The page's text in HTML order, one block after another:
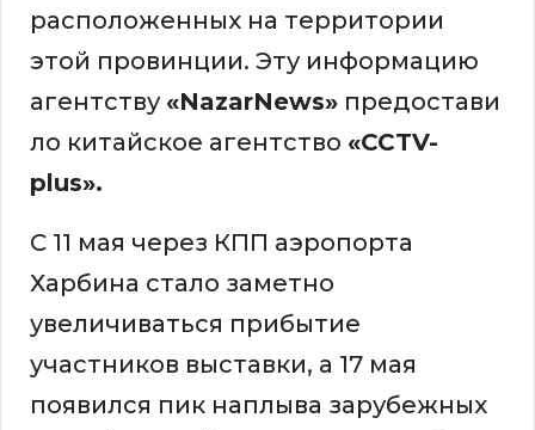
расположенных на территории
этой провинции. Эту информацию
агентству «NazarNews» предостави
ло китайское агентство «CCTV-
plus».
С 11 мая через КПП аэропорта
Харбина стало заметно
увеличиваться прибытие
участников выставки, а 17 мая
появился пик наплыва зарубежных